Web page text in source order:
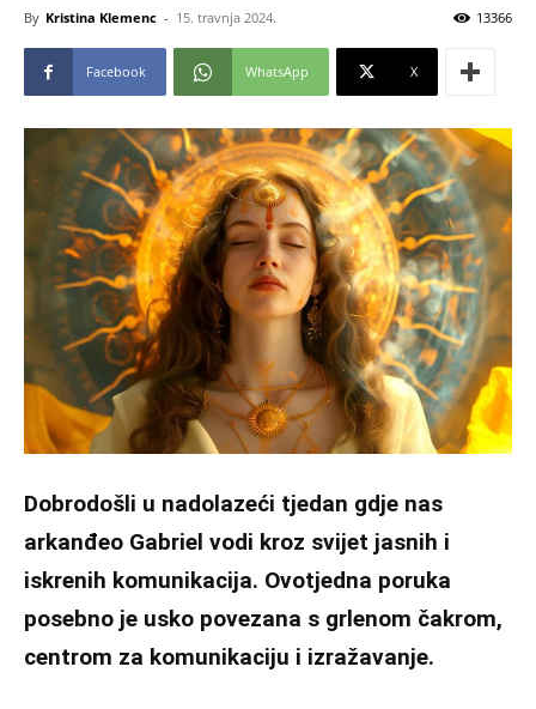
By Kristina Klemenc - 15. travnja 2024. 13366
Facebook WhatsApp X
Dobrodošli u nadolazeći tjedan gdje nas
arkanđeo Gabriel vodi kroz svijet jasnih i
iskrenih komunikacija. Ovotjedna poruka
posebno je usko povezana s grlenom čakrom,
centrom za komunikaciju i izražavanje.